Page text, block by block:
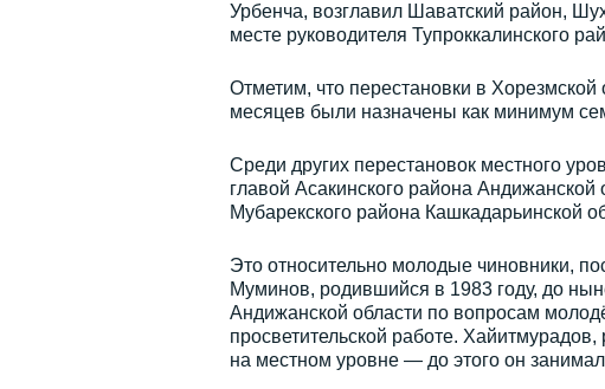
Урбенча, возглавил Шаватский район,
месте руководителя Тупроккалинского
Отметим, что перестановки в
месяцев были назначены как минимум
Среди других перестановок местного
главой Асакинского района
Мубарекского района Кашкадарьинской
Это относительно молодые чиновники,
Муминов, родившийся в 1983 году, до
Андижанской области по вопросам
просветительской работе.
на местном уровне — до этого он